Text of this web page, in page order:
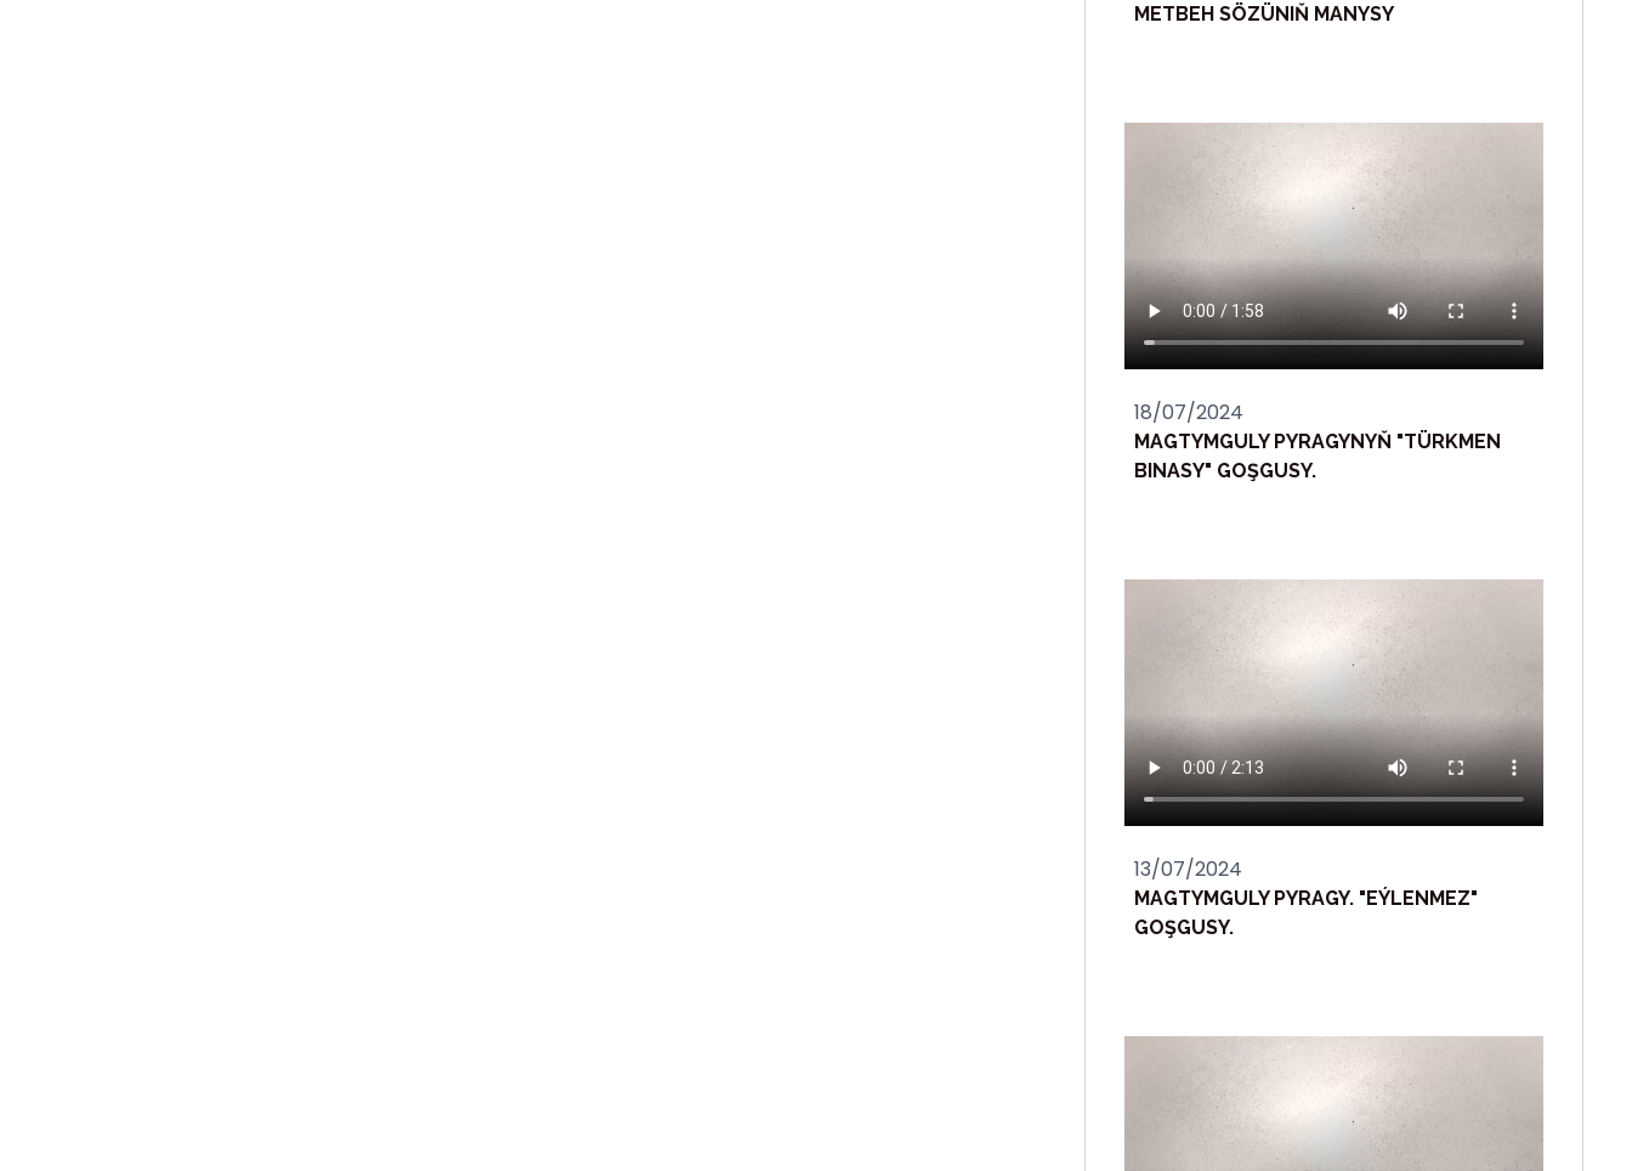
METBEH SÖZÜNIŇ MANYSY
18/07/2024
MAGTYMGULY PYRAGYNYŇ "TÜRKMEN
BINASY" GOŞGUSY.
13/07/2024
MAGTYMGULY PYRAGY. "EÝLENMEZ"
GOŞGUSY.